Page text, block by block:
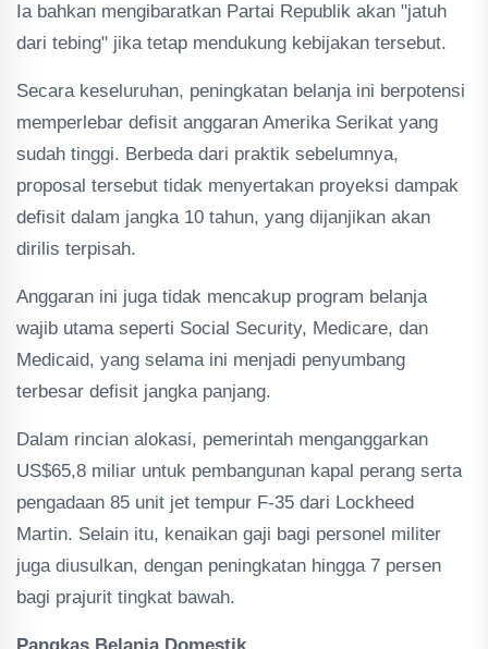
Ia bahkan mengibaratkan Partai Republik akan "jatuh
dari tebing" jika tetap mendukung kebijakan tersebut.
Secara keseluruhan, peningkatan belanja ini berpotensi
memperlebar defisit anggaran Amerika Serikat yang
sudah tinggi. Berbeda dari praktik sebelumnya,
proposal tersebut tidak menyertakan proyeksi dampak
defisit dalam jangka 10 tahun, yang dijanjikan akan
dirilis terpisah.
Anggaran ini juga tidak mencakup program belanja
wajib utama seperti Social Security, Medicare, dan
Medicaid, yang selama ini menjadi penyumbang
terbesar defisit jangka panjang.
Dalam rincian alokasi, pemerintah menganggarkan
US$65,8 miliar untuk pembangunan kapal perang serta
pengadaan 85 unit jet tempur F-35 dari Lockheed
Martin. Selain itu, kenaikan gaji bagi personel militer
juga diusulkan, dengan peningkatan hingga 7 persen
bagi prajurit tingkat bawah.